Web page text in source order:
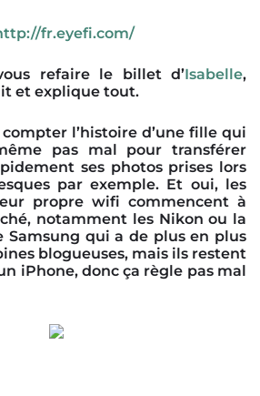
refaire le billet d’Isabelle,
et explique tout.
l’histoire d’une fille qui
pas mal pour transférer
ses photos prises lors
par exemple. Et oui, les
propre wifi commencent à
notamment les Nikon ou la
Samsung qui a de plus en plus
blogueuses, mais ils restent
iPhone, donc ça règle pas mal